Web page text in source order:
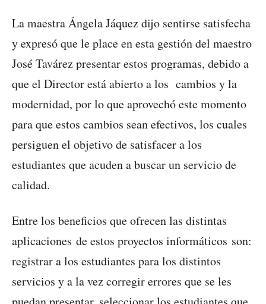
La maestra Ángela Jáquez dijo sentirse satisfecha
y expresó que le place en esta gestión del maestro
José Tavárez presentar estos programas, debido a
que el Director está abierto a los cambios y la
modernidad, por lo que aprovechó este momento
para que estos cambios sean efectivos, los cuales
persiguen el objetivo de satisfacer a los
estudiantes que acuden a buscar un servicio de
calidad.
Entre los beneficios que ofrecen las distintas
aplicaciones de estos proyectos informáticos son:
registrar a los estudiantes para los distintos
servicios y a la vez corregir errores que se les